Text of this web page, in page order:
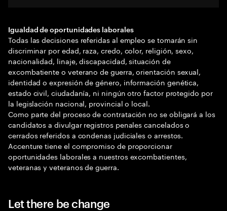
Igualdad de oportunidades laborales
Todas las decisiones referidas al empleo se tomarán sin
discriminar por edad, raza, credo, color, religión, sexo,
nacionalidad, linaje, discapacidad, situación de
excombatiente o veterano de guerra, orientación sexual,
identidad o expresión de género, información genética,
estado civil, ciudadanía, ni ningún otro factor protegido por
la legislación nacional, provincial o local.
Como parte del proceso de contratación no se obligará a los
candidatos a divulgar registros penales cancelados o
cerrados referidos a condenas judiciales o arrestos.
Accenture tiene el compromiso de proporcionar
oportunidades laborales a nuestros excombatientes,
veteranas y veteranos de guerra.
Let there be change